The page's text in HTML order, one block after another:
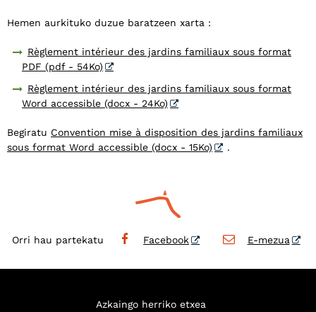
Hemen aurkituko duzue baratzeen xarta :
Règlement intérieur des jardins familiaux sous format
PDF (pdf - 54Ko)
Règlement intérieur des jardins familiaux sous format
Word accessible (docx - 24Ko)
Begiratu Convention mise à disposition des jardins familiaux
sous format Word accessible (docx - 15Ko)
.
Orri hau partekatu Facebook E-mezua
Azkaingo herriko etxea